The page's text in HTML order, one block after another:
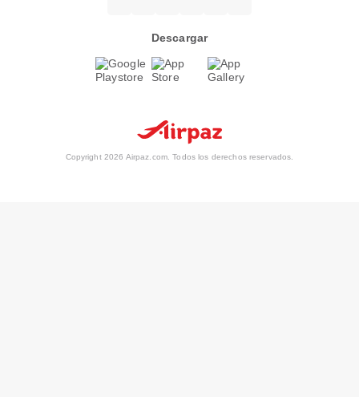
Descargar
Copyright 2026 Airpaz.com. Todos los derechos reservados.